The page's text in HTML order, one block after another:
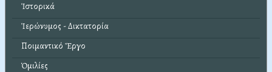
Ἱστορικά
Ἱερώνυμος - Δικτατορία
Ποιμαντικό Ἔργο
Ὁμιλίες